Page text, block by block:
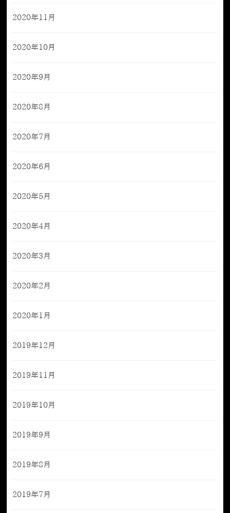
2020年11月
2020年10月
2020年9月
2020年8月
2020年7月
2020年6月
2020年5月
2020年4月
2020年3月
2020年2月
2020年1月
2019年12月
2019年11月
2019年10月
2019年9月
2019年8月
2019年7月